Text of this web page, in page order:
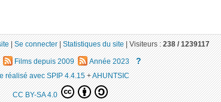
|Se connecter|Statistiques du site|Visiteurs :238 / 1239117
Films depuis 2009 Année 2023 ?
réalisé avec SPIP 4.4.15+AHUNTSIC
CC BY-SA 4.0